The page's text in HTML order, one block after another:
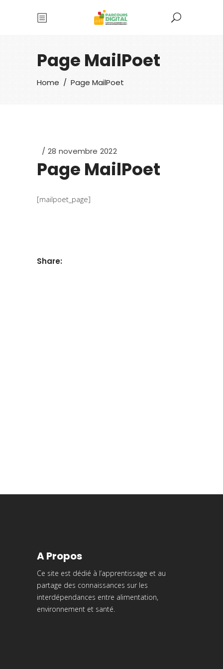
Page MailPoet
Home / Page MailPoet
28 novembre 2022
Page MailPoet
[mailpoet_page]
Share:
A Propos
Ce site est dédié à l’apprentissage et au
partage des connaissances sur les
interdépendances entre alimentation,
environnement et santé.